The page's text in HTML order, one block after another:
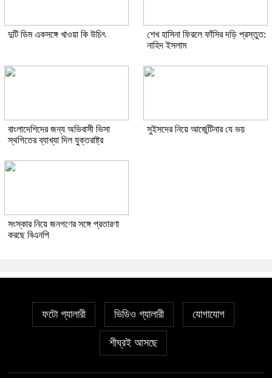
দুটি ডিম একসঙ্গে খাওয়া কি উচিৎ
শেখ হাসিনা ফিরলে ফাঁসির দড়ি প্রস্তুত:
নাহিদ ইসলাম
বাংলাদেশিদের জন্য অভিবাসী ভিসা
স্থগিতের ব্যাখ্যা দিল যুক্তরাষ্ট্র
সুইসদের নিয়ে আর্জেন্টিনার যে ভয়
সংস্কার নিয়ে জনগণের সঙ্গে প্রতারণা
করছে বিএনপি
ফটো গ্যালারী ভিডিও গ্যালারী যোগাযোগ
শীঘ্রই আসছে